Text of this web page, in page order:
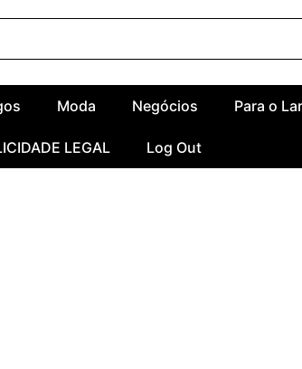
Moda Negócios Para o Lar
LEGAL Log Out